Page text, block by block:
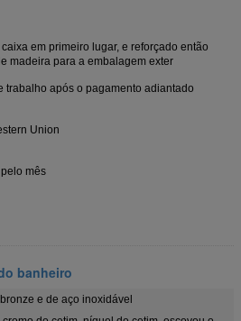
em primeiro lugar, e reforçado então
madeira para a embalagem exter
trabalho após o pagamento adiantado
Union
mês
banheiro
e de aço inoxidável